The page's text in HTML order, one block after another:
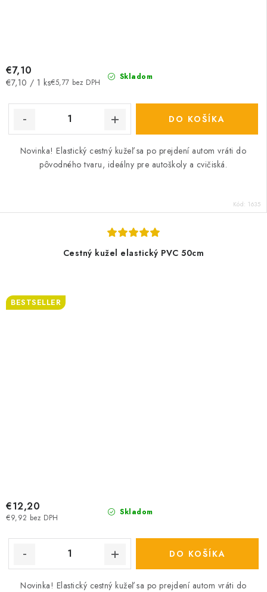
Skladom
€5,77 bez DPH
€7,10
Jednotková
€7,10 / 1 ks
DO KOŠÍKA
Novinka! Elastický cestný kužeľ sa po prejdení autom vráti do
pôvodného tvaru, ideálny pre autoškoly a cvičiská.
Kód: 1635
Cestný kužel elastický PVC 50cm
BESTSELLER
Skladom
€9,92 bez DPH
€12,20
DO KOŠÍKA
Novinka! Elastický cestný kužeľ sa po prejdení autom vráti do